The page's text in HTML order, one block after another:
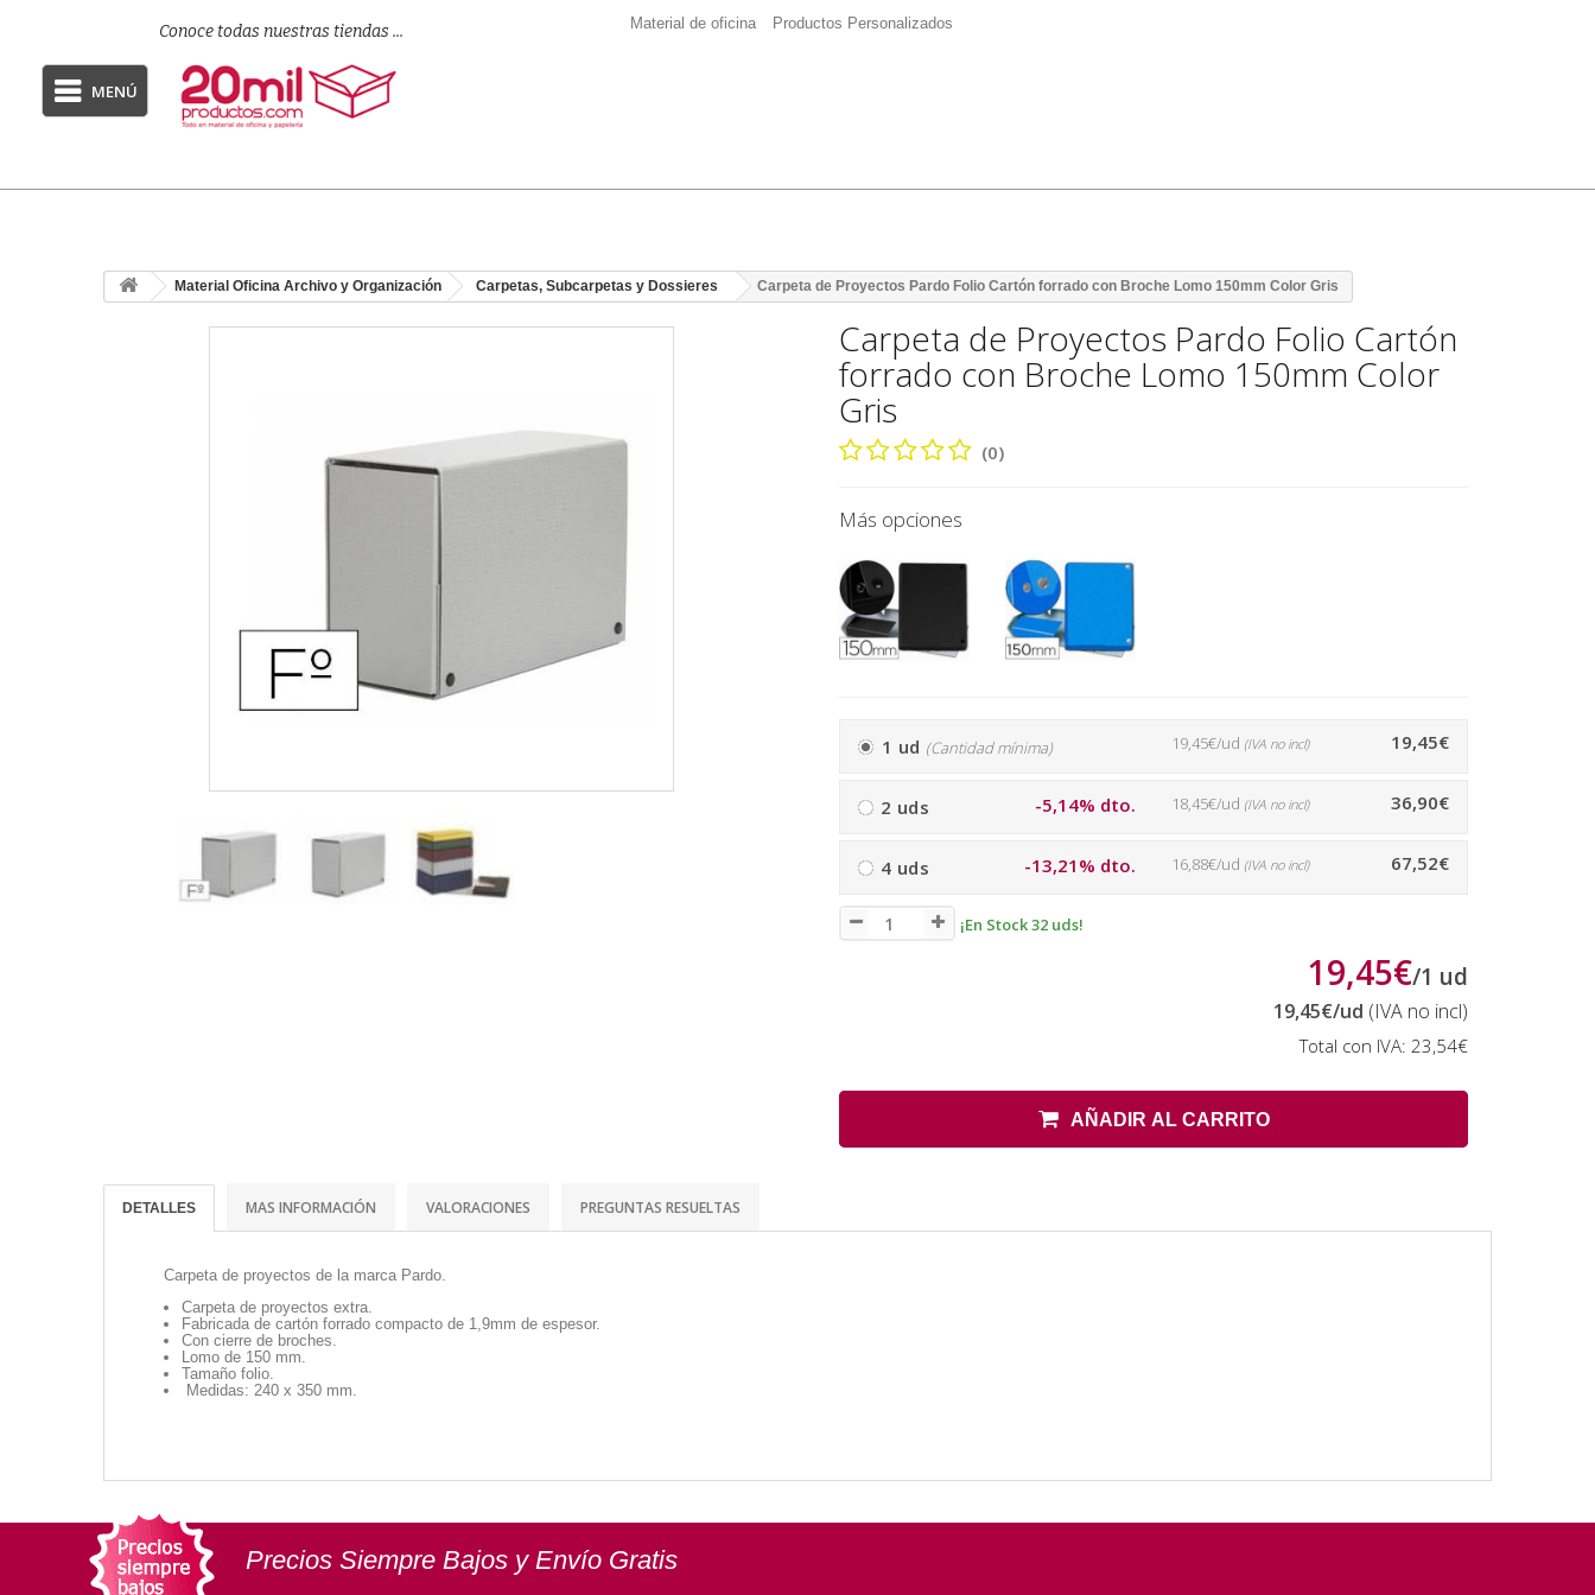
Conoce todas nuestras tiendas ... Material de oficina Productos Personalizados
MENÚ
Material Oficina Archivo y Organización Carpetas, Subcarpetas y Dossieres Carpeta de Proyectos Pardo Folio Cartón forrado con Broche Lomo 150mm Color Gris
Carpeta de Proyectos Pardo Folio Cartón
forrado con Broche Lomo 150mm Color
Gris
(0)
Más opciones
1 ud (Cantidad mínima) 19,45€
19,45€/ud (IVA no incl)
2 uds -5,14% dto. 36,90€
18,45€/ud (IVA no incl)
4 uds -13,21% dto. 67,52€
16,88€/ud (IVA no incl)
¡En Stock 32 uds!
19,45€/1 ud
19,45€/ud (IVA no incl)
Total con IVA: 23,54€
AÑADIR AL CARRITO
DETALLES MAS INFORMACIÓN VALORACIONES PREGUNTAS RESUELTAS
Carpeta de proyectos de la marca Pardo.
Carpeta de proyectos extra.
Fabricada de cartón forrado compacto de 1,9mm de espesor.
Con cierre de broches.
Lomo de 150 mm.
Tamaño folio.
Medidas: 240 x 350 mm.
Precios Siempre Bajos y Envío Gratis